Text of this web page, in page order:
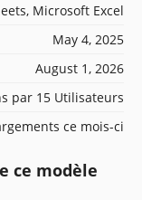
Microsoft Excel
May 4, 2025
August 1, 2026
par 15 Utilisateurs
ce mois-ci
ce modèle